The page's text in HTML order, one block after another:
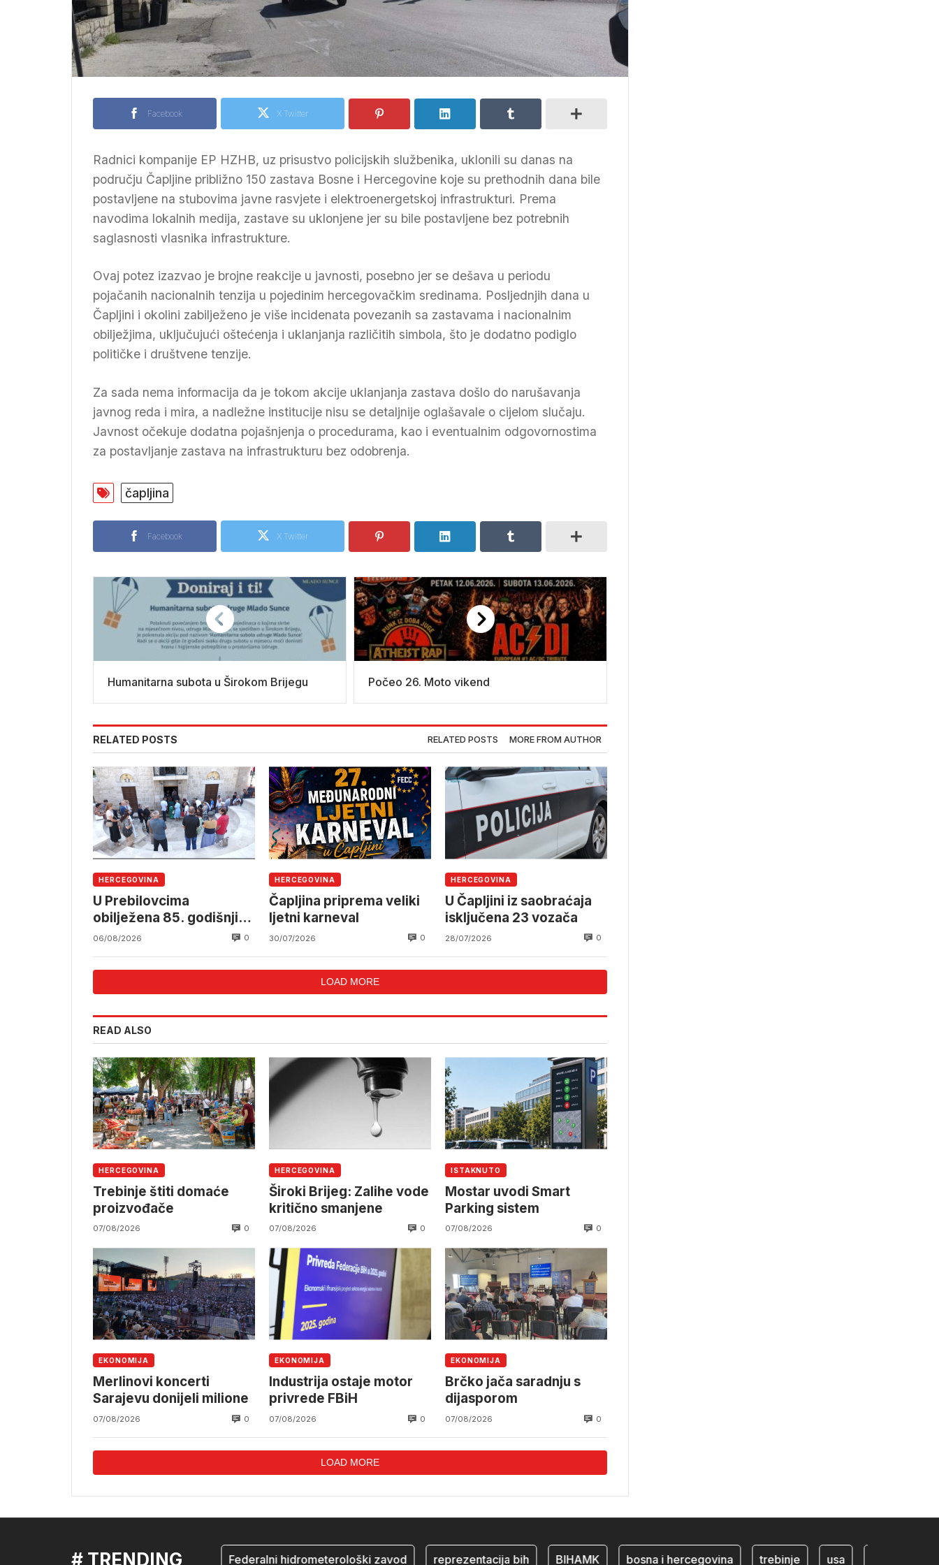
Facebook X Twitter
Radnici kompanije EP HZHB, uz prisustvo policijskih službenika, uklonili su danas na
području Čapljine približno 150 zastava Bosne i Hercegovine koje su prethodnih dana bile
postavljene na stubovima javne rasvjete i elektroenergetskoj infrastrukturi. Prema
navodima lokalnih medija, zastave su uklonjene jer su bile postavljene bez potrebnih
saglasnosti vlasnika infrastrukture.
Ovaj potez izazvao je brojne reakcije u javnosti, posebno jer se dešava u periodu
pojačanih nacionalnih tenzija u pojedinim hercegovačkim sredinama. Posljednjih dana u
Čapljini i okolini zabilježeno je više incidenata povezanih sa zastavama i nacionalnim
obilježjima, uključujući oštećenja i uklanjanja različitih simbola, što je dodatno podiglo
političke i društvene tenzije.
Za sada nema informacija da je tokom akcije uklanjanja zastava došlo do narušavanja
javnog reda i mira, a nadležne institucije nisu se detaljnije oglašavale o cijelom slučaju.
Javnost očekuje dodatna pojašnjenja o procedurama, kao i eventualnim odgovornostima
za postavljanje zastava na infrastrukturu bez odobrenja.
čapljina
Facebook X Twitter
Humanitarna subota u Širokom Brijegu Počeo 26. Moto vikend
RELATED POSTS RELATED POSTS MORE FROM AUTHOR
HERCEGOVINA
U Prebilovcima
obilježena 85. godišnjica
stradanja 4.000
nacionalnosti
06/08/2026 0
HERCEGOVINA
Čapljina priprema veliki
ljetni karneval
30/07/2026 0
HERCEGOVINA
U Čapljini iz saobraćaja
isključena 23 vozača
28/07/2026 0
LOAD MORE
READ ALSO
HERCEGOVINA
Trebinje štiti domaće
proizvođače
07/08/2026 0
HERCEGOVINA
Široki Brijeg: Zalihe vode
kritično smanjene
07/08/2026 0
ISTAKNUTO
Mostar uvodi Smart
Parking sistem
07/08/2026 0
EKONOMIJA
Merlinovi koncerti
Sarajevu donijeli milione
07/08/2026 0
EKONOMIJA
Industrija ostaje motor
privrede FBiH
07/08/2026 0
EKONOMIJA
Brčko jača saradnju s
dijasporom
07/08/2026 0
LOAD MORE
# TRENDING
mostar Federalni hidrometerološki zavod reprezentacija bih BIHAMK bosna i hercegovina trebinje